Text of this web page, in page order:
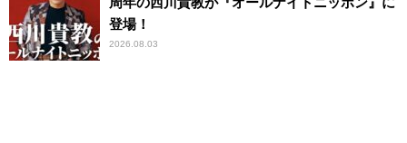
登場！
2026.08.03